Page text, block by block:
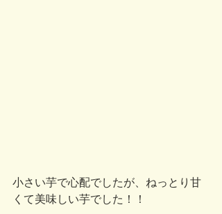
小さい芋で心配でしたが、ねっとり甘
くて美味しい芋でした！！